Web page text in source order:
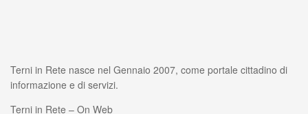
Terni in Rete nasce nel Gennaio 2007, come portale cittadino di
informazione e di servizi.
Terni in Rete – On Web